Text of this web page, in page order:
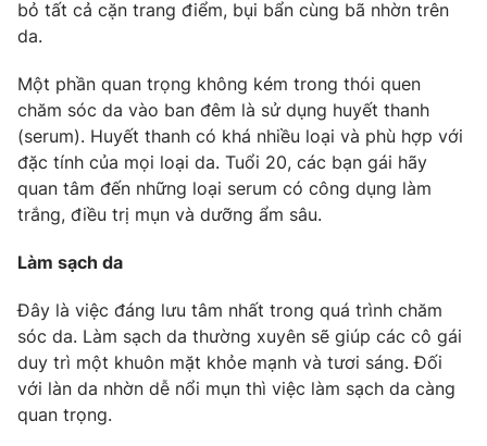
Thị trường
Lịch phát sóng
Chuyên mục khác
Emagazine Podcast
Photo Infographic
Video
VTV Money VTV Thể thao
VTV Sức khoẻ Bất động sản
bỏ tất cả cặn trang điểm, bụi bẩn cùng bã nhờn trên
da.
Một phần quan trọng không kém trong thói quen
chăm sóc da vào ban đêm là sử dụng huyết thanh
(serum). Huyết thanh có khá nhiều loại và phù hợp với
đặc tính của mọi loại da. Tuổi 20, các bạn gái hãy
quan tâm đến những loại serum có công dụng làm
trắng, điều trị mụn và dưỡng ẩm sâu.
Làm sạch da
Đây là việc đáng lưu tâm nhất trong quá trình chăm
sóc da. Làm sạch da thường xuyên sẽ giúp các cô gái
duy trì một khuôn mặt khỏe mạnh và tươi sáng. Đối
với làn da nhờn dễ nổi mụn thì việc làm sạch da càng
quan trọng.